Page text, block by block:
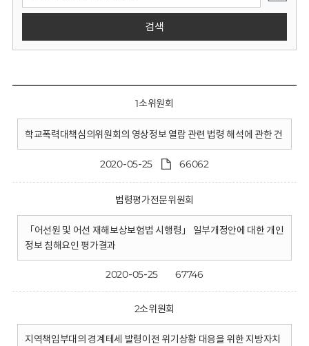
검색
1소위원회
학교폭력대책심의위원회의 영상정보 열람 관련 법령 해석에 관한 건
2020-05-25 66062
법령평가전문위원회
「어선원 및 어선 재해보상보험법 시행령」 일부개정안에 대한 개인
정보 침해요인 평가결과
2020-05-25 67746
2소위원회
지역책임부대의 경계테세 발령이전 위기상황 대응을 위한 지방자치